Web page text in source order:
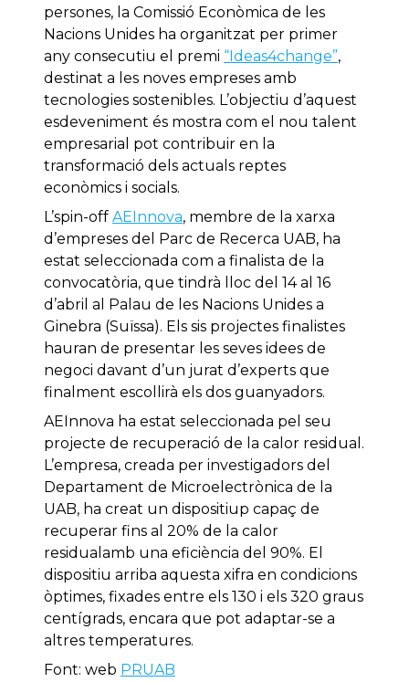
persones, la Comissió Econòmica de les
Nacions Unides ha organitzat per primer
any consecutiu el premi “Ideas4change”,
destinat a les noves empreses amb
tecnologies sostenibles. L’objectiu d’aquest
esdeveniment és mostra com el nou talent
empresarial pot contribuir en la
transformació dels actuals reptes
econòmics i socials.
L’spin-off AEInnova, membre de la xarxa
d’empreses del Parc de Recerca UAB, ha
estat seleccionada com a finalista de la
convocatòria, que tindrà lloc del 14 al 16
d’abril al Palau de les Nacions Unides a
Ginebra (Suïssa). Els sis projectes finalistes
hauran de presentar les seves idees de
negoci davant d’un jurat d’experts que
finalment escollirà els dos guanyadors.
AEInnova ha estat seleccionada pel seu
projecte de recuperació de la calor residual.
L’empresa, creada per investigadors del
Departament de Microelectrònica de la
UAB, ha creat un dispositiup capaç de
recuperar fins al 20% de la calor
residualamb una eficiència del 90%. El
dispositiu arriba aquesta xifra en condicions
òptimes, fixades entre els 130 i els 320 graus
centígrads, encara que pot adaptar-se a
altres temperatures.
Font: web PRUAB